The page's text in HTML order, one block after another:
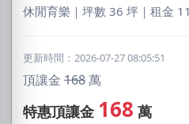
休閒育樂｜坪數 36 坪｜租金
更新時間：2026-07-27 08:05:51
頂讓金 168萬
特惠頂讓金 168 萬